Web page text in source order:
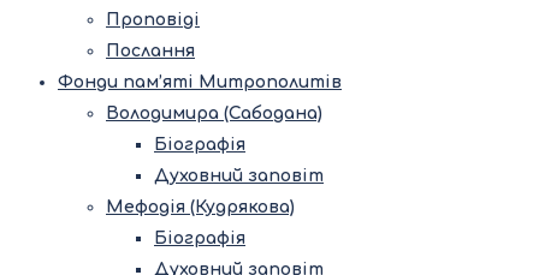
Проповіді
Послання
Фонди пам’яті Митрополитів
Володимира (Сабодана)
Біографія
Духовний заповіт
Мефодія (Кудрякова)
Біографія
Духовний заповіт